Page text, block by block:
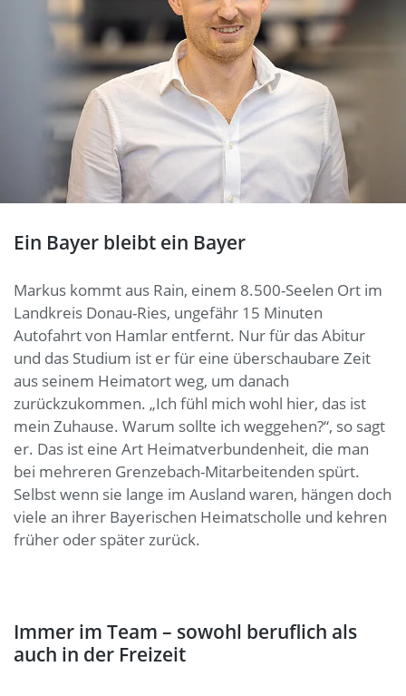
Ein Bayer bleibt ein Bayer
Markus kommt aus Rain, einem 8.500-Seelen Ort im
Landkreis Donau-Ries, ungefähr 15 Minuten
Autofahrt von Hamlar entfernt. Nur für das Abitur
und das Studium ist er für eine überschaubare Zeit
aus seinem Heimatort weg, um danach
zurückzukommen. „Ich fühl mich wohl hier, das ist
mein Zuhause. Warum sollte ich weggehen?“, so sagt
er. Das ist eine Art Heimatverbundenheit, die man
bei mehreren Grenzebach-Mitarbeitenden spürt.
Selbst wenn sie lange im Ausland waren, hängen doch
viele an ihrer Bayerischen Heimatscholle und kehren
früher oder später zurück.
Immer im Team – sowohl beruflich als
auch in der Freizeit